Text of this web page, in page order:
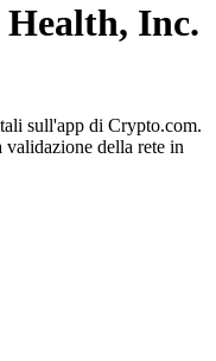
Health, Inc.
sull'app di Crypto.com.
validazione della rete in